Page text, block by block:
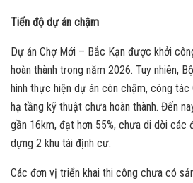
Tiến độ dự án chậm
Dự án Chợ Mới – Bắc Kạn được khởi
hoàn thành trong năm 2026. Tuy nhiên,
hình thực hiện dự án còn chậm, công
hạ tầng kỹ thuật chưa hoàn thành. Đến
gần 16km, đạt hơn 55%, chưa di dời các
dựng 2 khu tái định cư.
Các đơn vị triển khai thi công chưa có